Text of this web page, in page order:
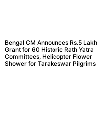
Bengal CM Announces Rs.5 Lakh
Grant for 60 Historic Rath Yatra
Committees, Helicopter Flower
Shower for Tarakeswar Pilgrims